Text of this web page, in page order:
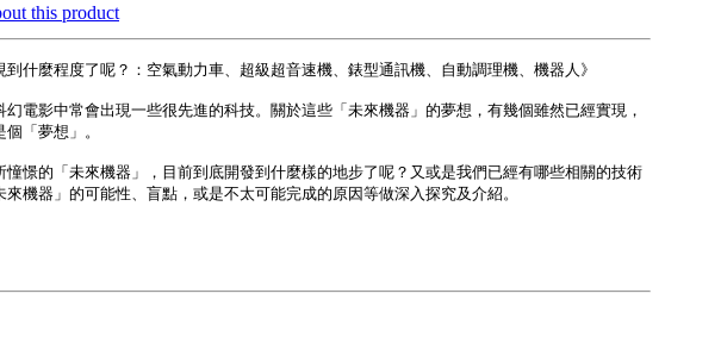
this product
到什麼程度了呢？：空氣動力車、超級超音速機、錶型通訊機、自動調理機、機器人》
影中常會出現一些很先進的科技。關於這些「未來機器」的夢想，有幾個雖然已經實現，
「夢想」。
的「未來機器」，目前到底開發到什麼樣的地步了呢？又或是我們已經有哪些相關的技術
來機器」的可能性、盲點，或是不太可能完成的原因等做深入探究及介紹。